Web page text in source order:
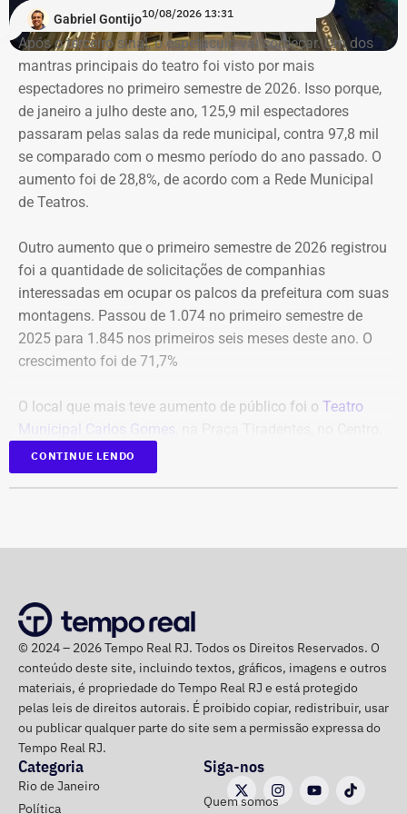
são o deputado federal Reimont (PT), e representantes do
Sindinformal, do Movimento Unidos dos Camelôs
(MUCA), lideranças das praias e membros do Núcleo de
Trabalhadores Ambulantes do PTRJ, inaugurado
recentemente. Foram convidados ainda, o prefeito
Eduardo Cavaliere (PSD), o secretário municipal de
Ordem Pública, Marcus Belchior, o subprefeito da Zona
Sul, Pedro Angelito e associações de moradores da
região.
Desde o dia 16 de julho, a prefeitura do Rio passou a
atuar de forma permanente para combater a atuação do
comércio ambulante nas orlas do Leme, Copacabana,
Ipanema e Leblon, na Zona Sul da cidade.
Gabriel Gontijo10/08/2026 13:31
Após o terceiro sinal, o espetáculo vai começar. Um dos
mantras principais do teatro foi visto por mais
espectadores no primeiro semestre de 2026. Isso porque,
de janeiro a julho deste ano, 125,9 mil espectadores
passaram pelas salas da rede municipal, contra 97,8 mil
se comparado com o mesmo período do ano passado. O
aumento foi de 28,8%, de acordo com a Rede Municipal
de Teatros.
Outro aumento que o primeiro semestre de 2026 registrou
foi a quantidade de solicitações de companhias
interessadas em ocupar os palcos da prefeitura com suas
montagens. Passou de 1.074 no primeiro semestre de
2025 para 1.845 nos primeiros seis meses deste ano. O
crescimento foi de 71,7%
O local que mais teve aumento de público foi o Teatro
Municipal Carlos Gomes
A casa teve até o momento 50.854 espectadores, o
equivalente a 40,37% de todo o público da rede no
Produta cultural com mais de 20 anos de experiência,
Marta Caminha acredita que o crescimento se deve
graças aos seguintes fatores: modernização dos teatros
municipais, mais editais de fomento direto, valores mais
baixos de ingresso e variação no tipo de
espetáculo/apresentação. Mas estes não são os únicos
motivos.
CONTINUE LENDO
© 2024 – 2026 Tempo Real RJ. Todos os Direitos Reservados. O
conteúdo deste site, incluindo textos, gráficos, imagens e outros
materiais, é propriedade do Tempo Real RJ e está protegido
pelas leis de direitos autorais. É proibido copiar, redistribuir, usar
ou publicar qualquer parte do site sem a permissão expressa do
Tempo Real RJ.
Categoria
Rio de Janeiro
Política
Siga-nos
Quem somos